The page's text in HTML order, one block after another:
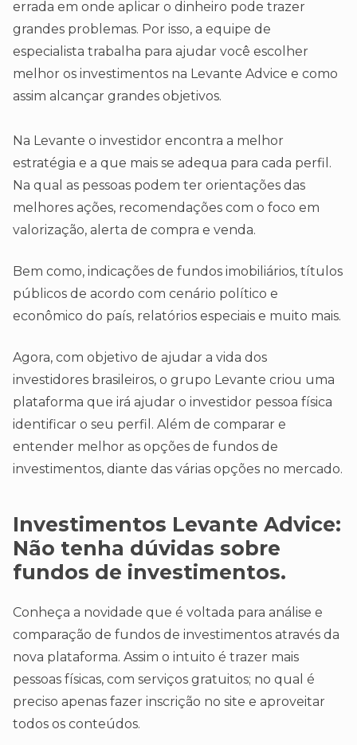
errada em onde aplicar o dinheiro pode trazer
grandes problemas. Por isso, a equipe de
especialista trabalha para ajudar você escolher
melhor os investimentos na Levante Advice e como
assim alcançar grandes objetivos.
Na Levante o investidor encontra a melhor
estratégia e a que mais se adequa para cada perfil.
Na qual as pessoas podem ter orientações das
melhores ações, recomendações com o foco em
valorização, alerta de compra e venda.
Bem como, indicações de fundos imobiliários, títulos
públicos de acordo com cenário político e
econômico do país, relatórios especiais e muito mais.
Agora, com objetivo de ajudar a vida dos
investidores brasileiros, o grupo Levante criou uma
plataforma que irá ajudar o investidor pessoa física
identificar o seu perfil. Além de comparar e
entender melhor as opções de fundos de
investimentos, diante das várias opções no mercado.
Investimentos Levante Advice:
Não tenha dúvidas sobre
fundos de investimentos.
Conheça a novidade que é voltada para análise e
comparação de fundos de investimentos através da
nova plataforma. Assim o intuito é trazer mais
pessoas físicas, com serviços gratuitos; no qual é
preciso apenas fazer inscrição no site e aproveitar
todos os conteúdos.